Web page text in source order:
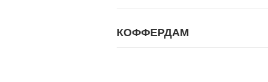
КОФФЕРДАМ